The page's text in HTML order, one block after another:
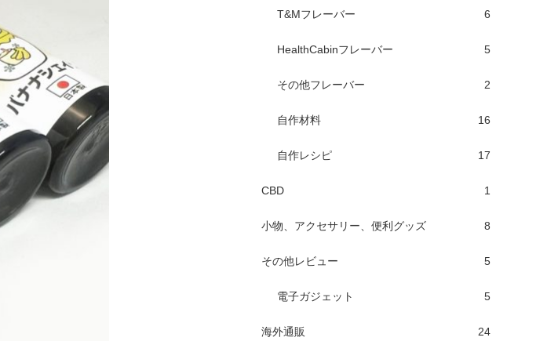
T&Mフレーバー 6
HealthCabinフレーバー 5
その他フレーバー 2
自作材料 16
自作レシピ 17
CBD 1
小物、アクセサリー、便利グッズ 8
その他レビュー 5
電子ガジェット 5
海外通販 24